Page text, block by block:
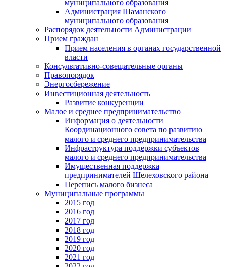
муниципального образования
Администрация Шаманского
муниципального образования
Распорядок деятельности Администрации
Прием граждан
Прием населения в органах государственной
власти
Консультативно-совещательные органы
Правопорядок
Энергосбережение
Инвестиционная деятельность
Развитие конкуренции
Малое и среднее предпринимательство
Информация о деятельности
Координационного совета по развитию
малого и среднего предпринимательства
Инфраструктура поддержки субъектов
малого и среднего предпринимательства
Имущественная поддержка
предпринимателей Шелеховского района
Перепись малого бизнеса
Муниципальные программы
2015 год
2016 год
2017 год
2018 год
2019 год
2020 год
2021 год